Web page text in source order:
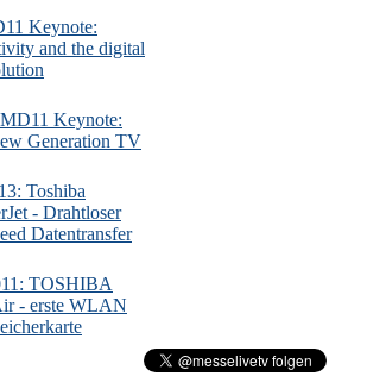
Keynote:
and the digital
Keynote:
Generation TV
Toshiba
- Drahtloser
Datentransfer
TOSHIBA
- erste WLAN